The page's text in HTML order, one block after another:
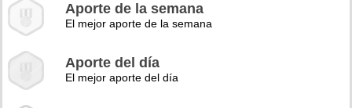
Aporte de la semana
El mejor aporte de la semana
Aporte del día
El mejor aporte del día